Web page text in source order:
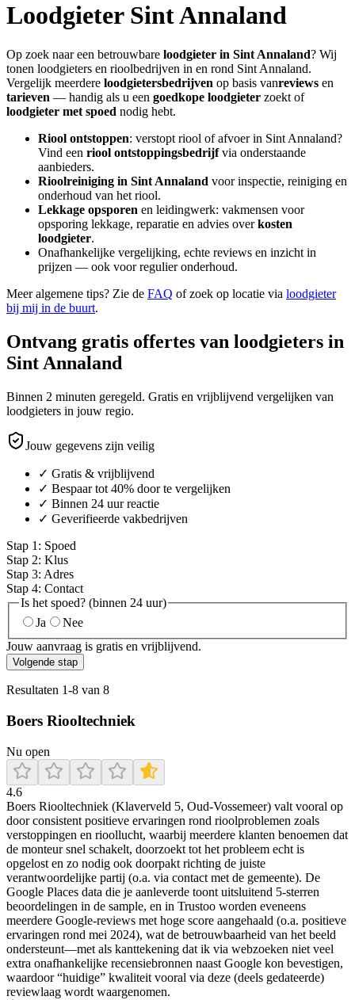
Loodgieter Sint Annaland
Op zoek naar een betrouwbare loodgieter in Sint Annaland? Wij
tonen loodgieters en rioolbedrijven in en rond Sint Annaland.
Vergelijk meerdere loodgietersbedrijven op basis vanreviews en
tarieven — handig als u een goedkope loodgieter zoekt of
loodgieter met spoed nodig hebt.
Riool ontstoppen: verstopt riool of afvoer in Sint Annaland?
Vind een riool ontstoppingsbedrijfvia onderstaande
aanbieders.
Rioolreiniging in Sint Annaland voor inspectie, reiniging en
onderhoud van het riool.
Lekkage opsporen en leidingwerk: vakmensen voor
opsporing lekkage, reparatie en advies overkosten
loodgieter.
Onafhankelijke vergelijking, echte reviews en inzicht in
prijzen — ook voor regulier onderhoud.
Meer algemene tips? Zie de FAQ of zoek op locatie via loodgieter
bij mij in de buurt.
Ontvang gratis offertes van loodgieters in
Sint Annaland
Binnen 2 minuten geregeld. Gratis en vrijblijvend vergelijken van
loodgieters in jouw regio.
Jouw gegevens zijn veilig
✓ Gratis & vrijblijvend
✓ Bespaar tot 40% door te vergelijken
✓ Binnen 24 uur reactie
✓ Geverifieerde vakbedrijven
Stap 1 : Spoed
Stap 2: Klus
Stap 3: Adres
Stap 4: Contact
Is het spoed? (binnen 24 uur)
Ja
Nee
Jouw aanvraag is gratis en vrijblijvend.
Volgende stap
Resultaten 1-8 van 8
Boers Riooltechniek
Nu open
4.6
Boers Riooltechniek (Klaverveld 5, Oud-Vossemeer) valt vooral op
door consistent positieve ervaringen rond rioolproblemen zoals
verstoppingen en rioollucht, waarbij meerdere klanten benoemen dat
de monteur snel schakelt, doorzoekt tot het probleem echt is
opgelost en zo nodig ook doorpakt richting de juiste
verantwoordelijke partij (o.a. via contact met de gemeente). De
Google Places data die je aanleverde toont uitsluitend 5-sterren
beoordelingen in de sample, en in Trustoo worden eveneens
meerdere Google-reviews met hoge score aangehaald (o.a. positieve
ervaringen rond mei 2024), wat de betrouwbaarheid van het beeld
ondersteunt—met als kanttekening dat ik via webzoeken niet veel
extra onafhankelijke recensiebronnen naast Google kon bevestigen,
waardoor “huidige” kwaliteit vooral via deze (deels gedateerde)
reviewlaag wordt waargenomen.